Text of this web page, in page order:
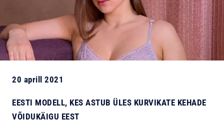
20 aprill 2021
EESTI MODELL, KES ASTUB ÜLES KURVIKATE KEHADE
VÕIDUKÄIGU EEST